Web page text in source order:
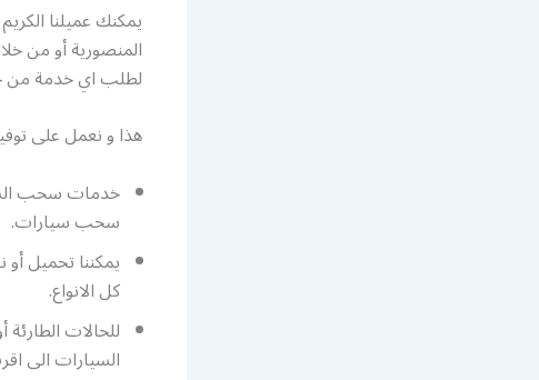
يمكنك عميلنا
المنصورية أو من
لطلب اي خدمة من
هذا و نعمل على
خدمات سحب
سحب سيارات.
يمكننا تحميل
كل الانواع.
للحالات
السيارات الى